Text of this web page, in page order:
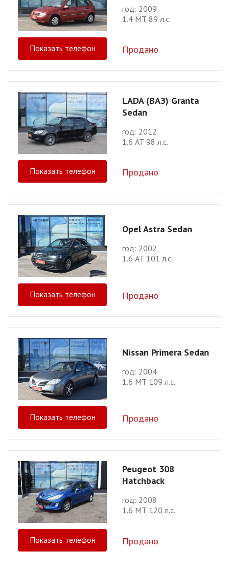
год: 2009
1.4 МТ 89 л.с.
Показать телефон Продано
LADA (ВАЗ) Granta
Sedan
год: 2012
1.6 АТ 98 л.с.
Показать телефон Продано
Opel Astra Sedan
год: 2002
1.6 АТ 101 л.с.
Показать телефон Продано
Nissan Primera Sedan
год: 2004
1.6 МТ 109 л.с.
Показать телефон Продано
Peugeot 308
Hatchback
год: 2008
1.6 МТ 120 л.с.
Показать телефон Продано